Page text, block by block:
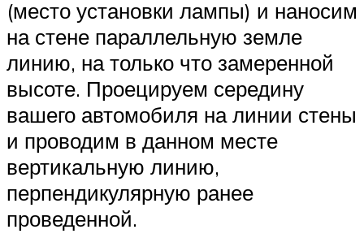
(место установки лампы) и наносим
на стене параллельную земле
линию, на только что замеренной
высоте. Проецируем середину
вашего автомобиля на линии стены
и проводим в данном месте
вертикальную линию,
перпендикулярную ранее
проведенной.